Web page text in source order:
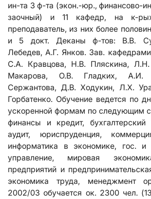
ин-та 3 ф-та (экон.-юр., финансово-
заочный) и 11 кафедр, на к-
преподаватель, из них более
и 5 докт. Деканы ф-тов: В.В.
Лебедев, А.Г. Янков. Зав.
С.А. Кравцова, Н.В. Пляскина, Л.Н.
Макарова, О.В. Гладких, А.И.
Сержантова, Д.В. Ходукин, Л.Х.
Горбатенко. Обучение ведется по
ускоренной формам по следующим
финансы и кредит, бухгалтерский
аудит, юриспруденция,
информатика в экономике, гос. и
управление, мировая
предприятий и
экономика труда, менеджмент
2002/03 обучается ок. 2300 чел.